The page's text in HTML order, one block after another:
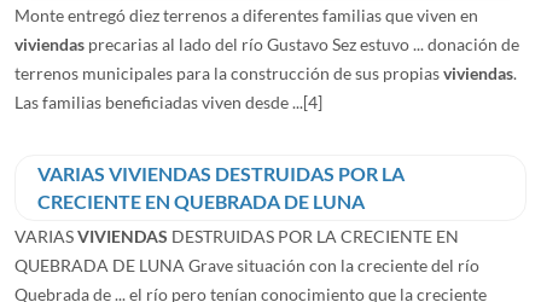
Monte entregó diez terrenos a diferentes familias que viven en
viviendas precarias al lado del río Gustavo Sez estuvo ... donación de
terrenos municipales para la construcción de sus propiasviviendas.
Las familias beneficiadas viven desde ...[4]
VARIAS VIVIENDAS DESTRUIDAS POR LA
CRECIENTE EN QUEBRADA DE LUNA
VARIASVIVIENDAS DESTRUIDAS POR LA CRECIENTE EN
QUEBRADA DE LUNA Grave situación con la creciente del río
Quebrada de ... el río pero tenían conocimiento que la creciente